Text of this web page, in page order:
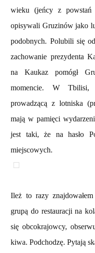
wieku (jeńcy z powstań
opisywali Gruzinów jako
podobnych. Polubili się
zachowanie prezydenta
na Kaukaz pomógł
momencie. W Tbilisi,
prowadzącą z lotniska
mają w pamięci
jest taki, że na hasło
miejscowych.
Ileż to razy
grupą do restauracji na
się obcokrajowcy,
kiwa. Podchodzę. Pytają